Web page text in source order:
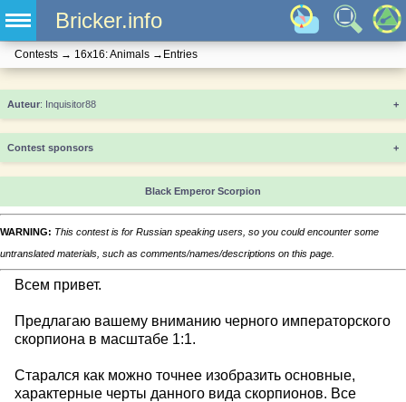
Bricker.info
Contests → 16x16: Animals → Entries
+
Contest sponsors +
Black Emperor Scorpion
WARNING: This contest is for Russian speaking users, so you could encounter some
untranslated materials, such as comments/names/descriptions on this page.
Всем привет.
Предлагаю вашему вниманию черного императорского
скорпиона в масштабе 1:1.
Старался как можно точнее изобразить основные,
характерные черты данного вида скорпионов. Все